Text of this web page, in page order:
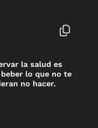
la salud es
lo que no te
no hacer.